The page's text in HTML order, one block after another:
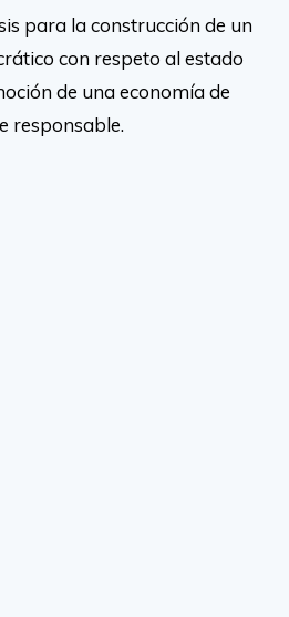
para la construcción de un
con respeto al estado
de una economía de
responsable.